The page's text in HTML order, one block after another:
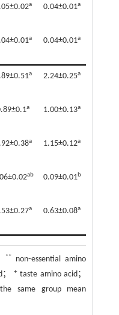
a 0.04±0.01a
a 0.04±0.01a
a 2.24±0.25a
a 1.00±0.13a
a 1.15±0.12a
ab 0.09±0.01 b
a 0.63±0.08a
**
non⁃essential amino
； +taste amino acid；
same group mean